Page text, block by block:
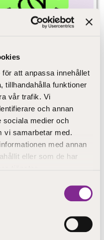
att anpassa innehållet
tillhandahålla funktioner
vår trafik. Vi
och annan
sociala medier och
vi samarbetar med.
med annan
eller som de har